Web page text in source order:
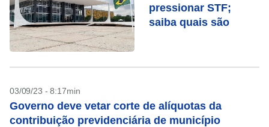
pressionar STF;
saiba quais são
03/09/23 - 8:17min
Governo deve vetar corte de alíquotas da
contribuição previdenciária de município